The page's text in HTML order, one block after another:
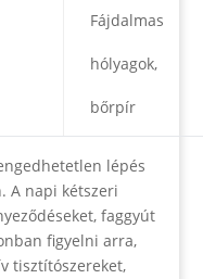
Fájdalmas
hólyagok,
bőrpír
lépés
A napi kétszeri
faggyút
figyelni arra,
tisztítószereket,